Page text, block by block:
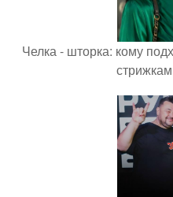
Челка - шторка: кому